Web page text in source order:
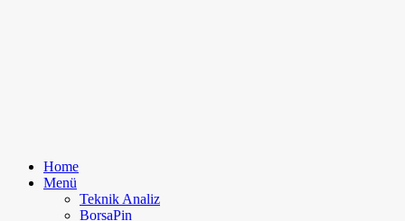
Home
Menü
Teknik Analiz
BorsaPin